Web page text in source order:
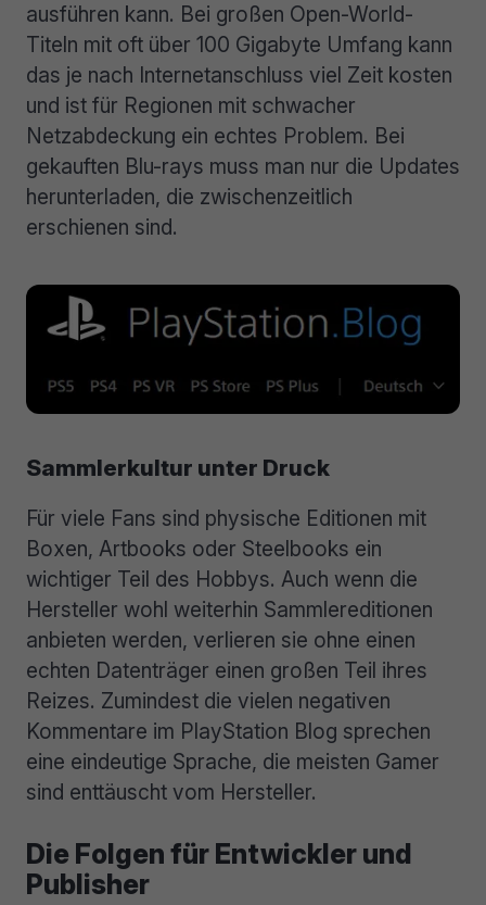
ausführen kann. Bei großen Open-World-
Titeln mit oft über 100 Gigabyte Umfang kann
das je nach Internetanschluss viel Zeit kosten
und ist für Regionen mit schwacher
Netzabdeckung ein echtes Problem. Bei
gekauften Blu-rays muss man nur die Updates
herunterladen, die zwischenzeitlich
erschienen sind.
Sammlerkultur unter Druck
Für viele Fans sind physische Editionen mit
Boxen, Artbooks oder Steelbooks ein
wichtiger Teil des Hobbys. Auch wenn die
Hersteller wohl weiterhin Sammlereditionen
anbieten werden, verlieren sie ohne einen
echten Datenträger einen großen Teil ihres
Reizes. Zumindest die vielen negativen
Kommentare im PlayStation Blog sprechen
eine eindeutige Sprache, die meisten Gamer
sind enttäuscht vom Hersteller.
Die Folgen für Entwickler und
Publisher